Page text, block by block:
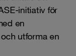
initiativ för
en
utforma en